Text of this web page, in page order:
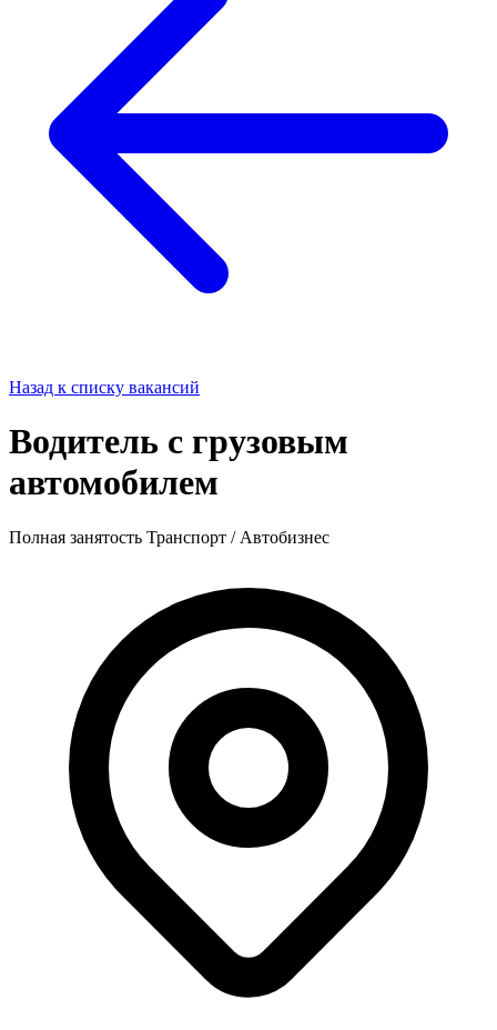
Назад к списку вакансий
Водитель с грузовым
автомобилем
Полная занятость Транспорт / Автобизнес